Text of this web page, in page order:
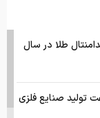
طلا در سال
تولید صنایع فلزی